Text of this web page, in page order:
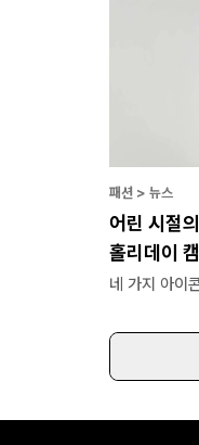
패션 > 뉴스
어린 시절
홀리데이
네 가지 아이